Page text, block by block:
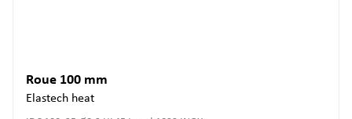
Roue 100 mm
Elastech heat